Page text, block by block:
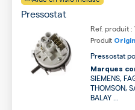
Pressostat
Ref. produit
Produit
Pressostat
Marques
SIEMENS,
THOMSON,
BALAY ...